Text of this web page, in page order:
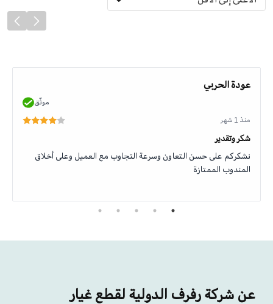
عودة الحربي
موثّق
منذ 1 شهر
شكر وتقدير
نشكركم على حسن التعاون وسرعة التجاوب مع العميل وعلى أخلاق
المندوب الممتازة
عن شركة رفرف الدولية لقطع غيار